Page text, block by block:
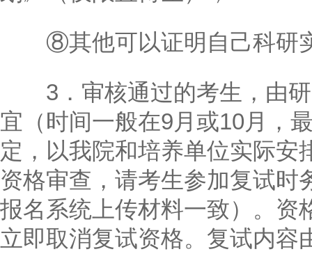
⑧其他可以证明自己科研
3．审核通过的考生，由研
宜（时间一般在9月或10月，
定，以我院和培养单位实际安
资格审查，请考生参加复试时
报名系统上传材料一致）。资
立即取消复试资格。复试内容